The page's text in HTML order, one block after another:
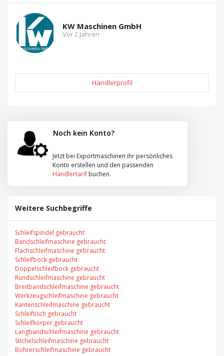
KW Maschinen GmbH
Vor 2 Jahren
Händlerprofil
Noch kein Konto?
Jetzt bei Exportmaschinen ihr persönliches
Konto erstellen und den passenden
Händlertarif buchen.
Weitere Suchbegriffe
Schleifspindel gebraucht
Bandschleifmaschine gebraucht
Flachschleifmaschine gebraucht
Schleifbock gebraucht
Doppelschleifbock gebraucht
Rundschleifmaschine gebraucht
Breitbandschleifmaschine gebraucht
Werkzeugschleifmaschine gebraucht
Kantenschleifmaschine gebraucht
Schleiftisch gebraucht
Schleifkörper gebraucht
Langbandschleifmaschine gebraucht
Stichelschleifmaschine gebraucht
Bohrerschleifmaschine gebraucht